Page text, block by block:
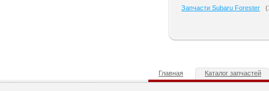
Запчасти Subaru Forester (
Главная Каталог запчастей